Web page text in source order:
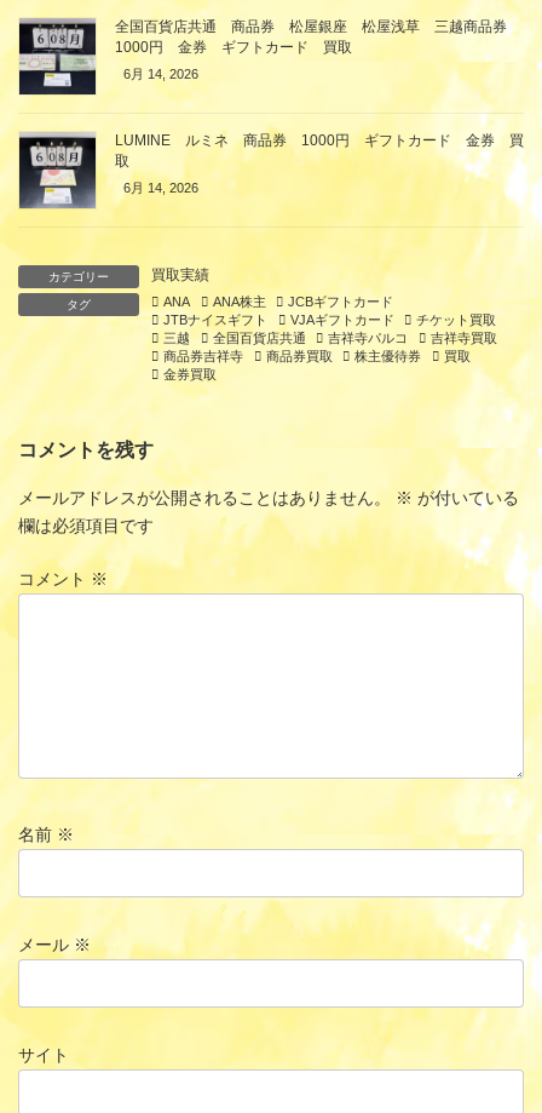
全国百貨店共通 商品券 松屋銀座 松屋浅草 三越商品券
1000円 金券 ギフトカード 買取
6月 14, 2026
LUMINE ルミネ 商品券 1000円 ギフトカード 金券 買
取
6月 14, 2026
カテゴリー 買取実績
タグ ANA ANA株主
JCBギフトカード
JTBナイスギフト
VJAギフトカード
チケット買取
三越
全国百貨店共通 吉祥寺パルコ
吉祥寺買取
商品券吉祥寺
商品券買取 株主優待券
買取
金券買取
コメントを残す
メールアドレスが公開されることはありません。 ※ が付いている
欄は必須項目です
コメント ※
名前 ※
メール ※
サイト